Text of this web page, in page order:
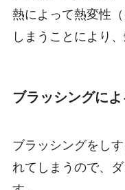
熱によって熱変性
しまうことにより
ブラッシングに
ブラッシングをし
れてしまうので、